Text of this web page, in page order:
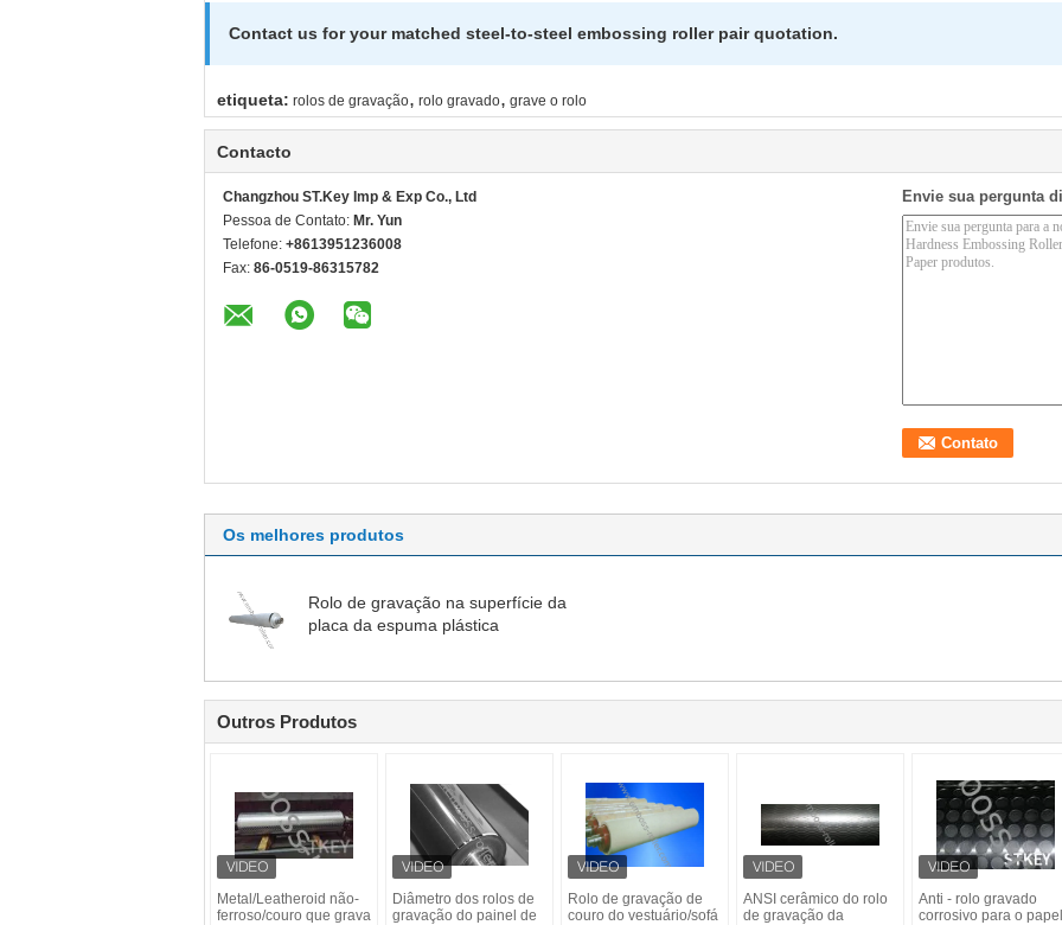
Contact us for your matched steel-to-steel embossing roller pair quotation.
etiqueta: rolos de gravação, rolo gravado, grave o rolo
Contacto
Changzhou ST.Key Imp & Exp Co., Ltd
Pessoa de Contato: Mr. Yun
Telefone: +8613951236008
Fax: 86-0519-86315782
Envie sua pergunta
Os melhores produtos
Rolo de gravação na superfície da
placa da espuma plástica
Outros Produtos
Metal/Leatheroid não-
ferroso/couro que grava
Diâmetro dos rolos de
gravação do painel de
Rolo de gravação de
couro do vestuário/sofá
ANSI cerâmico do rolo
de gravação da
Anti - rolo gravado
corrosivo para o papel